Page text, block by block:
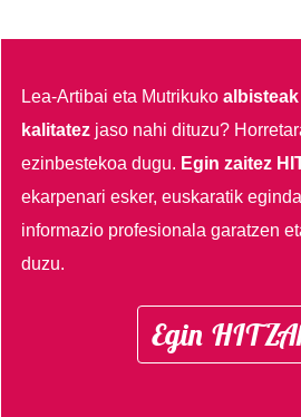
Lea-Artibai eta Mutrikuko
kalitatez jaso nahi dituzu?
ezinbestekoa dugu. Egin zaitez
ekarpenari esker, euskaratik
informazio profesionala garatzen
duzu.
Egin